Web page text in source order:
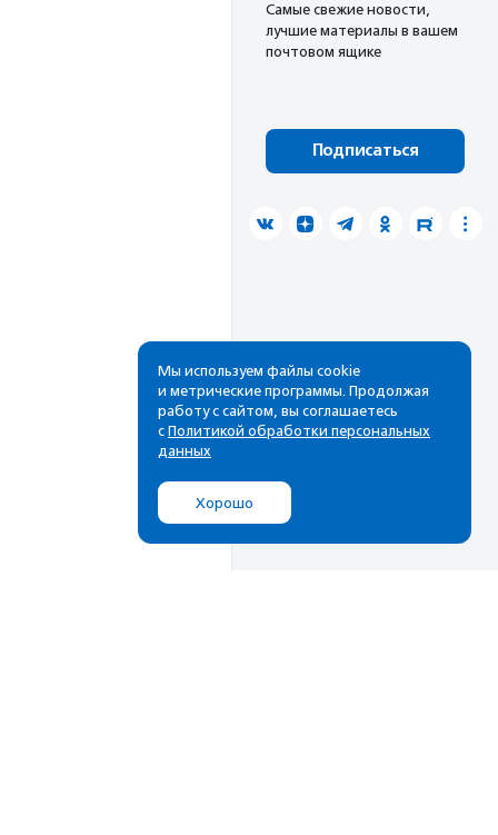
Cамые свежие новости,
лучшие материалы в вашем
почтовом ящике
Подписаться
Мы используем файлы cookie
и метрические программы. Продолжая
работу с сайтом, вы соглашаетесь
с Политикой обработки персональных
данных
Хорошо